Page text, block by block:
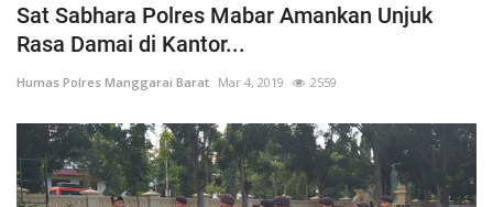
Sat Sabhara Polres Mabar Amankan Unjuk
Rasa Damai di Kantor...
Humas Polres Manggarai Barat Mar 4, 2019 2559